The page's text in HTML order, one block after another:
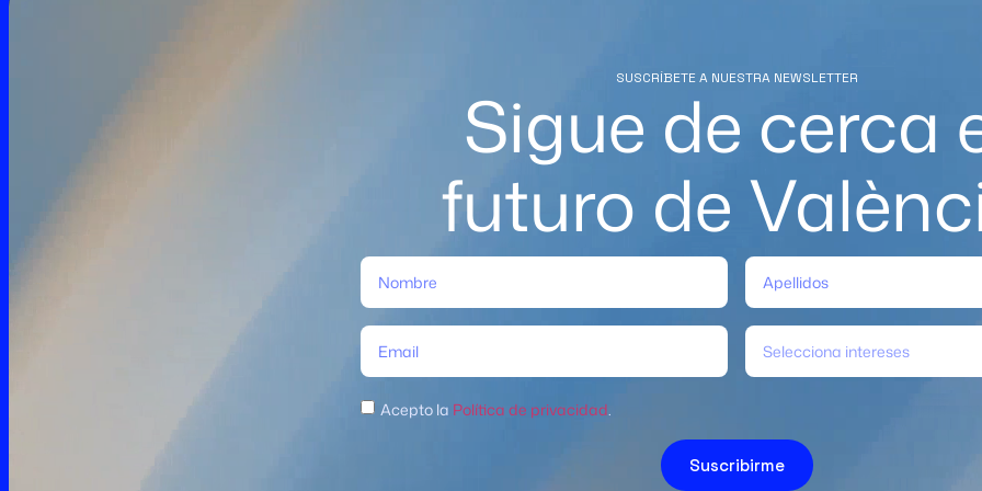
SUSCRÍBETE A NUESTRA NEWSLETTER
Sigue de cerca
futuro de
Selecciona intereses
Acepto la Política de privacidad.
Suscribirme